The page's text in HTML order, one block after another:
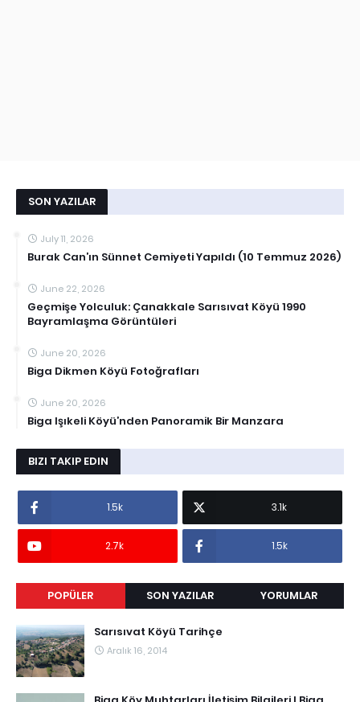
SON YAZILAR
July 11, 2026
Burak Can’ın Sünnet Cemiyeti Yapıldı (10 Temmuz 2026)
June 22, 2026
Geçmişe Yolculuk: Çanakkale Sarısıvat Köyü 1990
Bayramlaşma Görüntüleri
June 20, 2026
Biga Dikmen Köyü Fotoğrafları
June 20, 2026
Biga Işıkeli Köyü’nden Panoramik Bir Manzara
BIZI TAKIP EDIN
1.5k 3.1k
2.7k 1.5k
POPÜLER SON YAZILAR YORUMLAR
Sarısıvat Köyü Tarihçe
Aralık 16, 2014